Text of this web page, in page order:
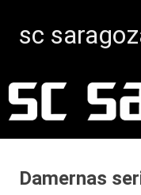
innehåll
sc
Kristinestad
sedan
Damernas